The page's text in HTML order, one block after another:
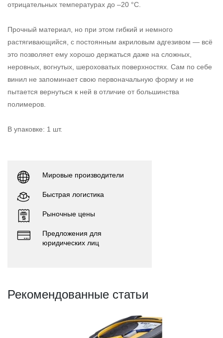
отрицательных температурах до –20 °С.
Прочный материал, но при этом гибкий и немного
растягивающийся, с постоянным акриловым адгезивом — всё
это позволяет ему хорошо держаться даже на сложных,
неровных, вогнутых, шероховатых поверхностях. Сам по себе
винил не запоминает свою первоначальную форму и не
пытается вернуться к ней в отличие от большинства
полимеров.
В упаковке: 1 шт.
Мировые производители
Быстрая логистика
Рыночные цены
Предложения для
юридических лиц
Рекомендованные статьи